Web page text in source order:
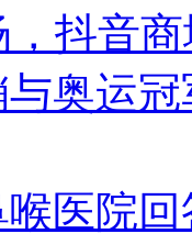
，抖音
奥运
医院